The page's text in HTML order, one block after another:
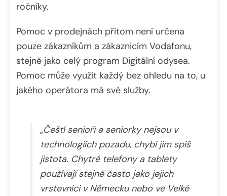
ročníky.
Pomoc v prodejnách přitom není určena
pouze zákazníkům a zákaznicím Vodafonu,
stejně jako celý program Digitální odysea.
Pomoc může využít každý bez ohledu na to, u
jakého operátora má své služby.
„Čeští senioři a seniorky nejsou v
technologiích pozadu, chybí jim spíš
jistota. Chytré telefony a tablety
používají stejně často jako jejich
vrstevníci v Německu nebo ve Velké